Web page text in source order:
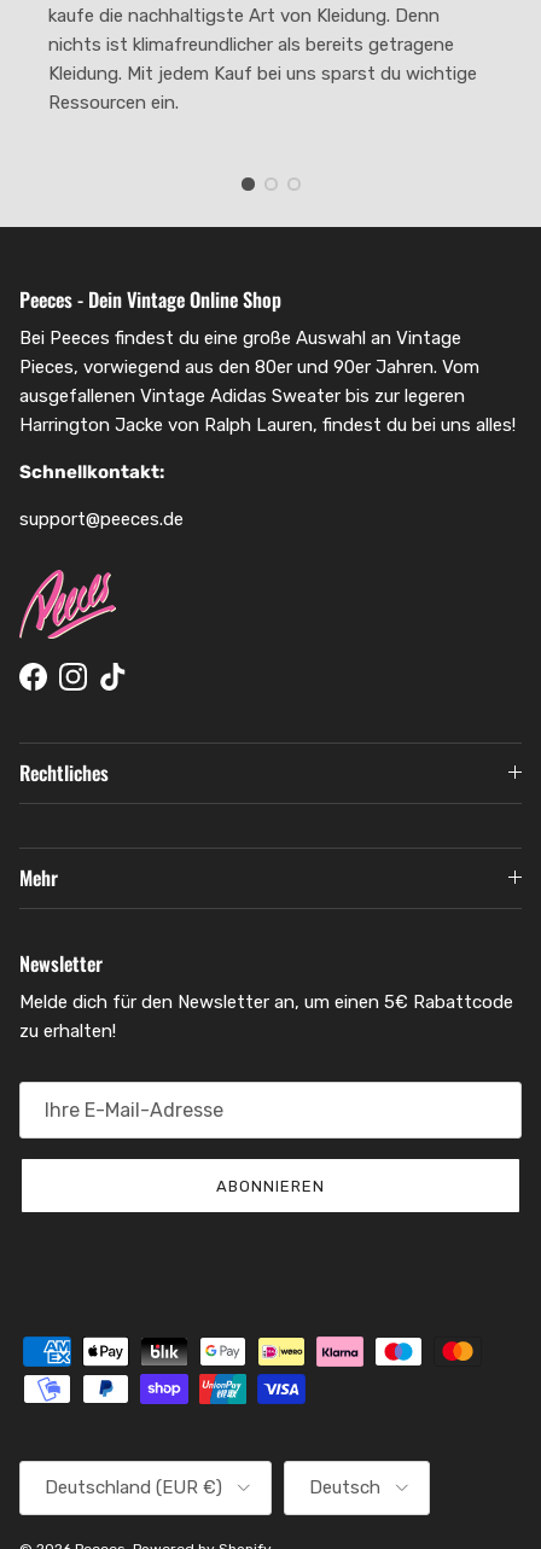
kaufe die nachhaltigste Art von Kleidung. Denn
nichts ist klimafreundlicher als bereits getragene
Kleidung. Mit jedem Kauf bei uns sparst du wichtige
Ressourcen ein.
Peeces - Dein Vintage Online Shop
Bei Peeces findest du eine große Auswahl an Vintage
Pieces, vorwiegend aus den 80er und 90er Jahren. Vom
ausgefallenen Vintage Adidas Sweater bis zur legeren
Harrington Jacke von Ralph Lauren, findest du bei uns alles!
Schnellkontakt:
support@peeces.de
Facebook
Instagram
TikTok
Rechtliches
Mehr
Newsletter
Melde dich für den Newsletter an, um einen 5€ Rabattcode
zu erhalten!
ABONNIEREN
Deutschland (EUR €) Deutsch